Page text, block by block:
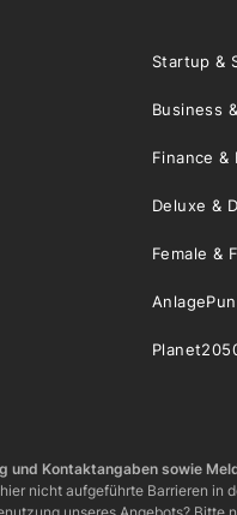
Startup &
Business
Finance &
Deluxe &
Female &
und Kontaktangaben sowie
nicht aufgeführte Barrieren in